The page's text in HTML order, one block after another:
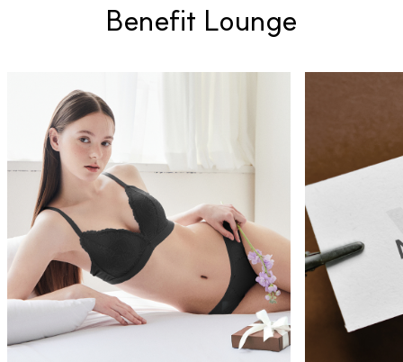
Benefit Lounge